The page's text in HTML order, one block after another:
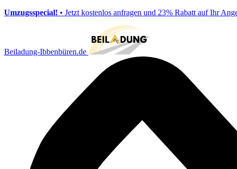
Umzugsspecial! • Jetzt kostenlos anfragen und 23% Rabatt auf Ihr
Beiladung-Ibbenbüren.de